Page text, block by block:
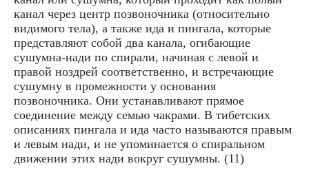
канал через центр позвоночника (относительно
видимого тела), а также ида и пингала, которые
представляют собой два канала, огибающие
сушумна-нади по спирали, начиная с левой и
правой ноздрей соответственно, и встречающие
сушумну в промежности у основания
позвоночника. Они устанавливают прямое
соединение между семью чакрами. В тибетских
описаниях пингала и ида часто называются правым
и левым нади, и не упоминается о спиральном
движении этих нади вокруг сушумны. (11)